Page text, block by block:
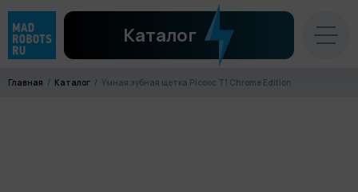
Каталог
Главная Каталог Умная зубная щетка Picooc T1 Chrome Edition